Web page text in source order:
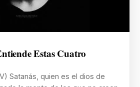
Estas Cuatro
Satanás, quien es el dios de